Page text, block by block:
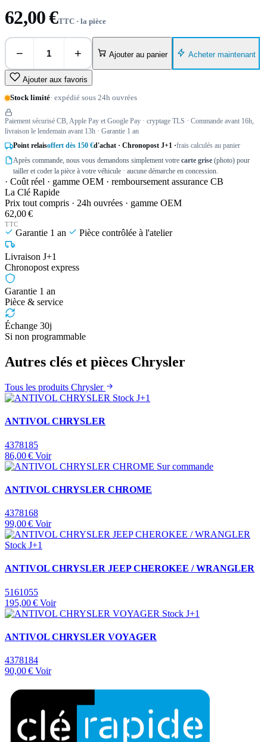
62,00 €TTC · la pièce
− + Ajouter au panier Acheter maintenant
Ajouter aux favoris
Stock limité· expédié sous 24h ouvrées
Paiement sécurisé CB, Apple Pay et Google Pay · cryptage TLS · Commande avant 16h,
livraison le lendemain avant 13h · Garantie 1 an
Point relaisoffert dès 150 €d'achat · Chronopost J+1 ·frais calculés au panier
Après commande, nous vous demandons simplement votre carte grise (photo) pour
tailler et coder la pièce à votre véhicule · aucune démarche en concession.
· Coût réel · gamme OEM · remboursement assurance CB
La Clé Rapide
Prix tout compris · 24h ouvrées · gamme OEM
62,00 €
TTC
Garantie 1 an Pièce contrôlée à l'atelier
Livraison J+1
Chronopost express
Garantie 1 an
Pièce & service
Échange 30j
Si non programmable
Autres clés et pièces Chrysler
Tous les produits Chrysler
Stock J+1
ANTIVOL CHRYSLER
4378185
86,00 € Voir
Sur commande
ANTIVOL CHRYSLER CHROME
4378168
99,00 € Voir
Stock J+1
ANTIVOL CHRYSLER JEEP CHEROKEE / WRANGLER
5161055
195,00 € Voir
Stock J+1
ANTIVOL CHRYSLER VOYAGER
4378184
90,00 € Voir